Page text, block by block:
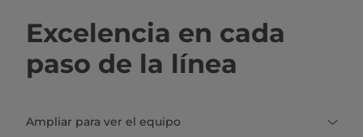
Excelencia en cada
paso de la línea
Ampliar para ver el equipo